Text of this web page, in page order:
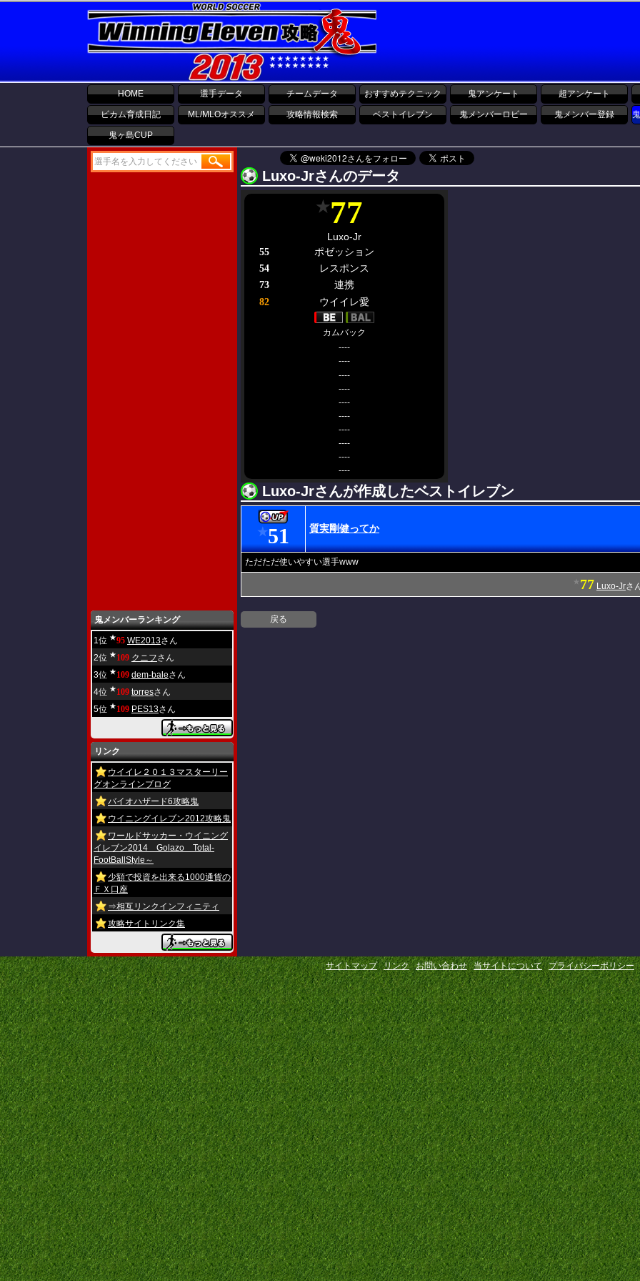
HOME 選手データ チームデータ おすすめテクニック 鬼アンケート 超アンケート
ビカム育成日記 ML/MLOオススメ 攻略情報検索 ベストイレブン 鬼メンバーロビー 鬼メンバー登録
鬼ヶ島CUP
鬼メンバーランキング
1位 ★95 WE2013さん
2位 ★109 クニフさん
3位 ★109 dem-baleさん
4位 ★109 torresさん
5位 ★109 PES13さん
リンク
ウイイレ２０１３マスターリー
グオンラインブログ
バイオハザード6攻略鬼
ウイニングイレブン2012攻略鬼
ワールドサッカー・ウイニング
イレブン2014 Golazo Total-
FootBallStyle～
少額で投資を出来る1000通貨の
ＦＸ口座
⇒相互リンクインフィニティ
攻略サイトリンク集
Luxo-Jrさんのデータ
★77
Luxo-Jr
55 ポゼッション
54 レスポンス
73 連携
82 ウイイレ愛
カムバック
----
----
----
----
----
----
----
----
----
----
Luxo-Jrさんが作成したベストイレブン
★51 質実剛健ってか
ただただ使いやすい選手www
★ 77 Luxo-Jrさ
戻る
サイトマップ リンク お問い合わせ 当サイトについて プライバシーポリシー